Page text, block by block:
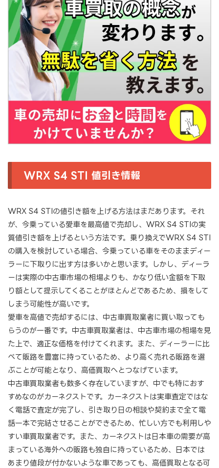
WRX S4 STI 値引き情報
WRX S4 STIの値引き額を上げる方法はまだあります。それ
が、今乗っている愛車を最高値で売却し、WRX S4 STIの実
質値引き額を上げるという方法です。乗り換えでWRX S4 STI
の購入を検討している場合、今乗っている車をそのままディー
ラーに下取りに出す方は多いかと思います。しかし、ディーラ
ーは実際の中古車市場の相場よりも、かなり低い金額を下取
り額として提示してくることがほとんどであるため、損をして
しまう可能性が高いです。
愛車を高値で売却するには、中古車買取業者に買い取っても
らうのが一番です。中古車買取業者は、中古車市場の相場を見
た上で、適正な価格を付けてくれます。また、ディーラーに比
べて販路を豊富に持っているため、より高く売れる販路を選
ぶことが可能となり、高価買取へとつなげています。
中古車買取業者も数多く存在していますが、中でも特におす
すめなのがカーネクストです。カーネクストは実車査定ではな
く電話で査定が完了し、引き取り日の相談や契約まで全て電
話一本で完結させることができるため、忙しい方でも利用しや
すい車買取業者です。また、カーネクストは日本車の需要が高
まっている海外への販路も独自に持っているため、日本では
あまり値段が付かないような車であっても、高価買取となる可